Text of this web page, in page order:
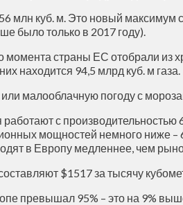
млн куб. м. Это новый
было только в 2017 году).
момента страны ЕС отобрали
находится 94,5 млрд куб. м газа.
малооблачную погоду с
с производительностью
мощностей немного
в Европу медленнее, чем
$1517 за тысячу
превышал 95% – это на 9%